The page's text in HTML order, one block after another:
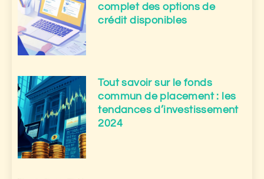
complet des options de
crédit disponibles
Tout savoir sur le fonds
commun de placement : les
tendances d’investissement
2024